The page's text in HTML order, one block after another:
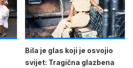
Bila je glas koji je osvojio
svijet: Tragična glazbena